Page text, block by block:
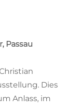
Passau
Dies
Anlass, im